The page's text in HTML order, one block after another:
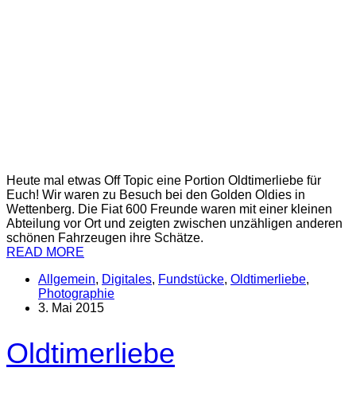
Heute mal etwas Off Topic eine Portion Oldtimerliebe für
Euch! Wir waren zu Besuch bei den Golden Oldies in
Wettenberg. Die Fiat 600 Freunde waren mit einer kleinen
Abteilung vor Ort und zeigten zwischen unzähligen anderen
schönen Fahrzeugen ihre Schätze.
READ MORE
Allgemein, Digitales, Fundstücke, Oldtimerliebe,
Photographie
3. Mai 2015
Oldtimerliebe